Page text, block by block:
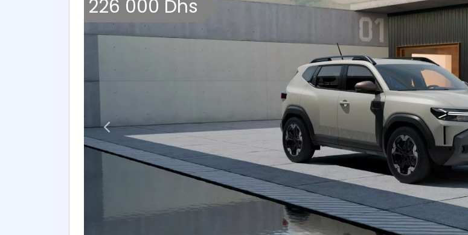
226 000 Dhs